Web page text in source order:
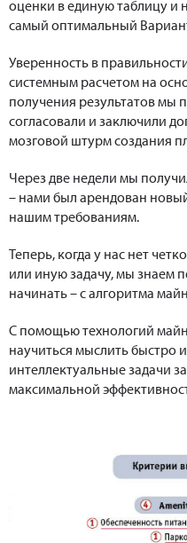
оценки в единую таблицу и
самый оптимальный
Уверенность в
системным расчетом на
получения результатов мы
согласовали и заключили
мозговой штурм создания
Через две недели мы
– нами был арендован
нашим требованиям.
Теперь, когда у нас нет
или иную задачу, мы знаем
начинать – с алгоритма
С помощью технологий
научиться мыслить быстро
интеллектуальные задачи
максимальной